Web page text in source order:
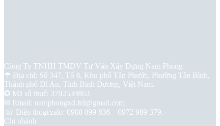
Công Ty TNHH TMDV Tư Vấn Xây Dựng Nam Phong
☂ Địa chỉ: Số 347, Tổ 8, Khu phố Tân Phước, Phường Tân Bình,
Thành phố Dĩ An, Tỉnh Bình Dương, Việt Nam.
✪ Mã số thuế: 3702539863
✉ Email: namphongxd.ltd@gmail.com
☏ Điện thoại/zalo: 0908 099 836 – 0972 989 379.
Chi nhánh